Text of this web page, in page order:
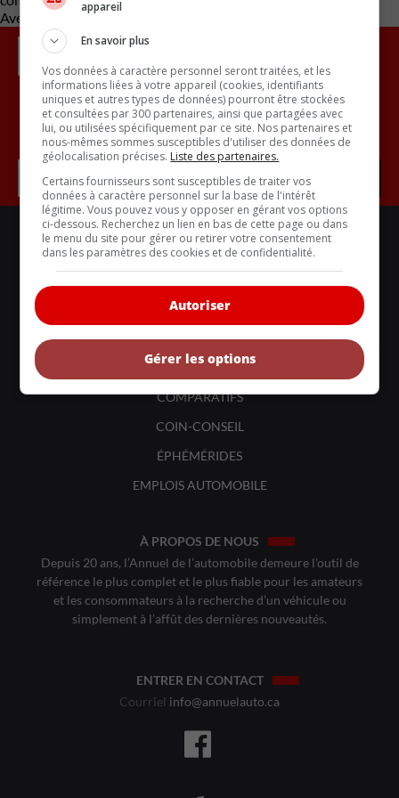
Avec des renseignements de Carscoops
Inscrivez vous à l'infolettre.
LIENS UTILES
ACTUALITÉS
VOITURES NEUVES
VOITURES ÉCOLOS
VOITURES CLASSIQUES
COMPARATIFS
COIN-CONSEIL
ÉPHÉMÉRIDES
EMPLOIS AUTOMOBILE
À PROPOS DE NOUS
Depuis 20 ans, l’Annuel de l’automobile demeure l’outil de
référence le plus complet et le plus fiable pour les amateurs
et les consommateurs à la recherche d’un véhicule ou
simplement à l’affût des dernières nouveautés.
ENTRER EN CONTACT
Courriel info@annuelauto.ca
appareil
En savoir plus
Vos données à caractère personnel seront traitées, et les
informations liées à votre appareil (cookies, identifiants
uniques et autres types de données) pourront être stockées
et consultées par 300 partenaires, ainsi que partagées avec
lui, ou utilisées spécifiquement par ce site. Nos partenaires et
nous-mêmes sommes susceptibles d'utiliser des données de
géolocalisation précises. Liste des partenaires.
Certains fournisseurs sont susceptibles de traiter vos
données à caractère personnel sur la base de l'intérêt
légitime. Vous pouvez vous y opposer en gérant vos options
ci-dessous. Recherchez un lien en bas de cette page ou dans
le menu du site pour gérer ou retirer votre consentement
dans les paramètres des cookies et de confidentialité.
Autoriser
Gérer les options